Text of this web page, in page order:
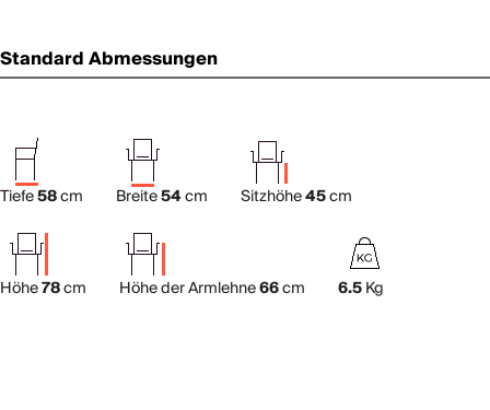
Standard Abmessungen
Tiefe58cm Breite54cm Sitzhöhe45cm
Höhe78cm Höhe der Armlehne66cm 6.5Kg